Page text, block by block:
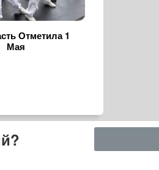
Отметила 1
Мая